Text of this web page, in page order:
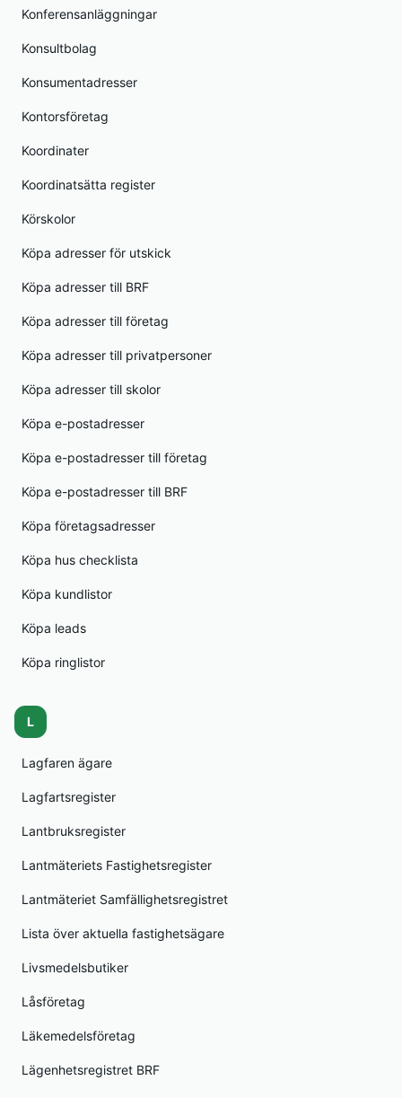
Konferensanläggningar
Konsultbolag
Konsumentadresser
Kontorsföretag
Koordinater
Koordinatsätta register
Körskolor
Köpa adresser för utskick
Köpa adresser till BRF
Köpa adresser till företag
Köpa adresser till privatpersoner
Köpa adresser till skolor
Köpa e-postadresser
Köpa e-postadresser till företag
Köpa e-postadresser till BRF
Köpa företagsadresser
Köpa hus checklista
Köpa kundlistor
Köpa leads
Köpa ringlistor
L
Lagfaren ägare
Lagfartsregister
Lantbruksregister
Lantmäteriets Fastighetsregister
Lantmäteriet Samfällighetsregistret
Lista över aktuella fastighetsägare
Livsmedelsbutiker
Låsföretag
Läkemedelsföretag
Lägenhetsregistret BRF